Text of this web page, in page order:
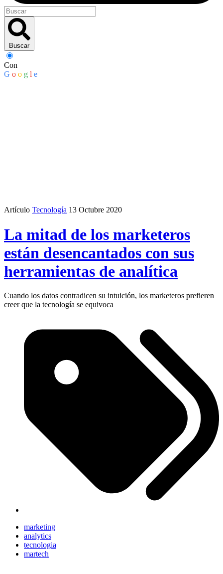
Buscar
Con
G o o g l e
Artículo Tecnología 13 Octubre 2020
La mitad de los marketeros
están desencantados con sus
herramientas de analítica
Cuando los datos contradicen su intuición, los marketeros prefieren
creer que la tecnología se equivoca
marketing
analytics
tecnologia
martech